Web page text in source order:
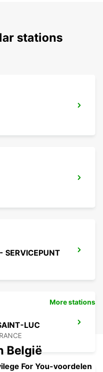
stations
SERVICEPUNT
LUC
More stations
België
For You-voordelen